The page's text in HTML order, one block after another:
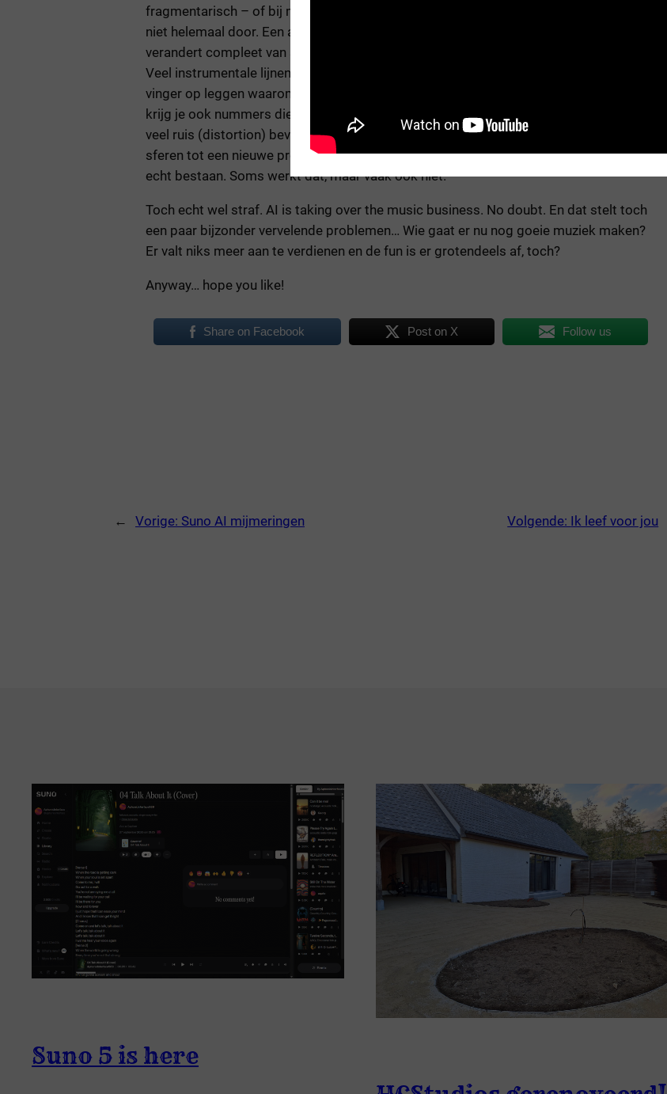
fragmentarisch – of bij momenten – heel mooi klinken. Maar dan trekt de lijn zich
niet helemaal door. Een akoustische gitaarsolo wordt plots electrischer. Of
verandert compleet van sound, zodat de gitaar meer als een saxofoon gaat klinken.
Veel instrumentale lijnen in Suno producties zijn diffuus. Je kan er niet meteen de
vinger op leggen waarom of wat er precies zo goed klinkt aan die AI muziek. Soms
krijg je ook nummers die in het begin heel goed klinken, maar naar het einde toe heel
veel ruis (distortion) bevatten. Suno combineert verschillende muzikale ideeën en
sferen tot een nieuwe productie, en “introduceert” zelfs nieuwe instrumenten die niet
echt bestaan. Soms werkt dat, maar vaak ook niet.
Toch echt wel straf. AI is taking over the music business. No doubt. En dat stelt toch
een paar bijzonder vervelende problemen… Wie gaat er nu nog goeie muziek maken?
Er valt niks meer aan te verdienen en de fun is er grotendeels af, toch?
Anyway… hope you like!
Share on Facebook Post on X Follow us
← Vorige: Suno AI mijmeringen Volgende: Ik leef voor jou
Suno 5 is here